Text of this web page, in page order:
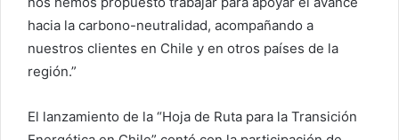
hacia la carbono-neutralidad, acompañando a
nuestros clientes en Chile y en otros países de la
región.”
El lanzamiento de la “Hoja de Ruta para la Transición